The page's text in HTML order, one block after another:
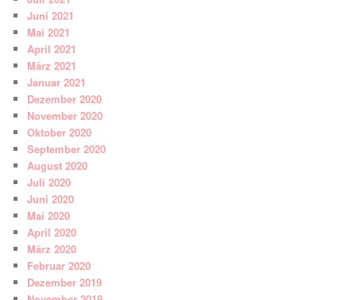
Juni 2021
Mai 2021
April 2021
März 2021
Januar 2021
Dezember 2020
November 2020
Oktober 2020
September 2020
August 2020
Juli 2020
Juni 2020
Mai 2020
April 2020
März 2020
Februar 2020
Dezember 2019